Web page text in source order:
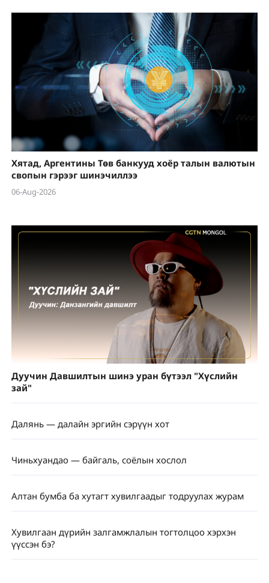
Хятад, Аргентины Төв банкууд хоёр талын валютын
свопын гэрээг шинэчиллээ
06-Aug-2026
Дуучин Давшилтын шинэ уран бүтээл "Хүслийн
зай"
Далянь — далайн эргийн сэрүүн хот
Чиньхуандао — байгаль, соёлын хослол
Алтан бумба ба хутагт хувилгаадыг тодруулах журам
Хувилгаан дүрийн залгамжлалын тогтолцоо хэрхэн
үүссэн бэ?